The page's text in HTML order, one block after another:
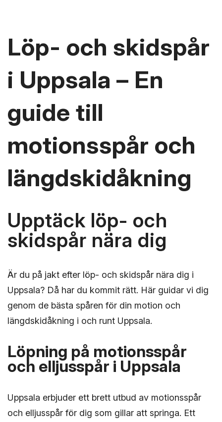
Löp- och skidspår
i Uppsala – En
guide till
motionsspår och
längdskidåkning
Upptäck löp- och
skidspår nära dig
Är du på jakt efter löp- och skidspår nära dig i
Uppsala? Då har du kommit rätt. Här guidar vi dig
genom de bästa spåren för din motion och
längdskidåkning i och runt Uppsala.
Löpning på motionsspår
och elljusspår i Uppsala
Uppsala erbjuder ett brett utbud av motionsspår
och elljusspår för dig som gillar att springa. Ett